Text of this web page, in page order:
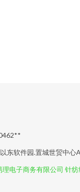
东软件园.置城世贸中心
理电子商务有限公司 针纺